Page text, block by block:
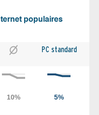
populaires
PC standard